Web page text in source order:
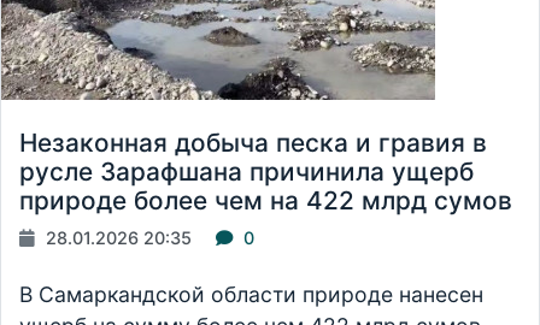
Незаконная добыча песка и гравия в
русле Зарафшана причинила ущерб
природе более чем на 422 млрд сумов
28.01.2026 20:35 0
В Самаркандской области природе нанесен